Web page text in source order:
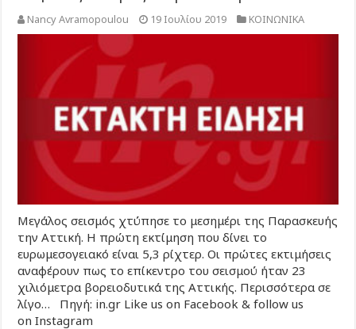
Nancy Avramopoulou 19 Ιουλίου 2019 ΚΟΙΝΩΝΙΚΑ
Μεγάλος σεισμός χτύπησε το μεσημέρι της Παρασκευής
την Αττική. Η πρώτη εκτίμηση που δίνει το
ευρωμεσογειακό είναι 5,3 ρίχτερ. Οι πρώτες εκτιμήσεις
αναφέρουν πως το επίκεντρο του σεισμού ήταν 23
χιλιόμετρα βορειοδυτικά της Αττικής. Περισσότερα σε
λίγο… Πηγή: in.gr Like us on Facebook & follow us
on Instagram